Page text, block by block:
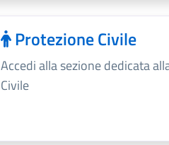
Protezione Civile
Accedi alla sezione dedicata
Civile